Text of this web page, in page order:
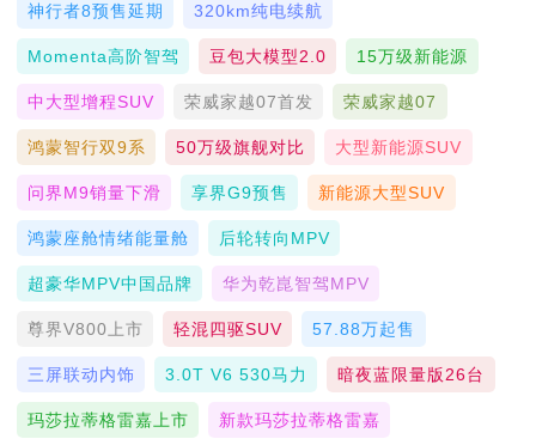
神行者8预售延期 320km纯电续航
Momenta高阶智驾 豆包大模型2.0 15万级新能源
中大型增程SUV 荣威家越07首发 荣威家越07
鸿蒙智行双9系 50万级旗舰对比 大型新能源SUV
问界M9销量下滑 享界G9预售 新能源大型SUV
鸿蒙座舱情绪能量舱 后轮转向MPV
超豪华MPV中国品牌 华为乾崑智驾MPV
尊界V800上市 轻混四驱SUV 57.88万起售
三屏联动内饰 3.0T V6 530马力 暗夜蓝限量版26台
玛莎拉蒂格雷嘉上市 新款玛莎拉蒂格雷嘉